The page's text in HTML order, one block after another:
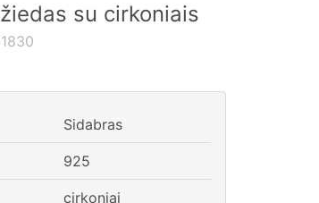
su cirkoniais
Sidabras
925
cirkoniai